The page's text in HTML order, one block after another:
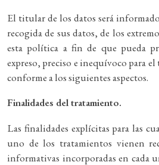
El titular de los datos será
recogida de sus datos, de los
esta política a fin de que pueda
expreso, preciso e inequívoco para
conforme a los siguientes aspectos.
Finalidades del tratamiento.
Las finalidades explícitas para las
uno de los tratamientos vienen
informativas incorporadas en cada